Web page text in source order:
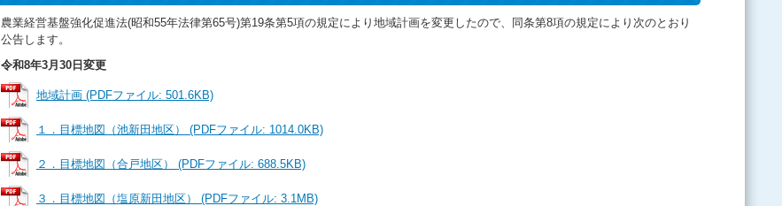
農業経営基盤強化促進法(昭和55年法律第65号)第19条第5項の規定により地域計画を変更したので、同条第8項の規定により次のとおり
公告します。
令和8年3月30日変更
地域計画 (PDFファイル: 501.6KB)
１．目標地図（池新田地区） (PDFファイル: 1014.0KB)
２．目標地図（合戸地区） (PDFファイル: 688.5KB)
３．目標地図（塩原新田地区） (PDFファイル: 3.1MB)